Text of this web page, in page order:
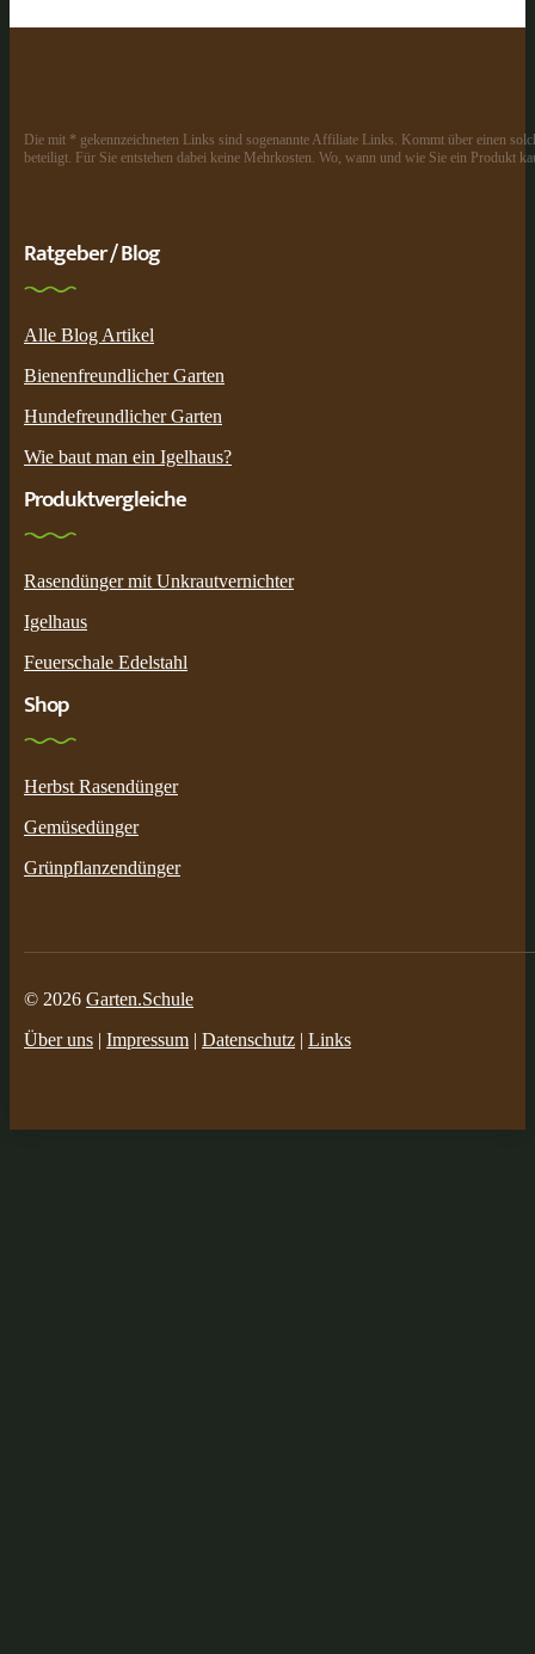
Die mit * gekennzeichneten Links sind sogenannte Affiliate Links. Kommt über einen
beteiligt. Für Sie entstehen dabei keine Mehrkosten. Wo, wann und wie Sie ein Produkt
Ratgeber / Blog
Alle Blog Artikel
Bienenfreundlicher Garten
Hundefreundlicher Garten
Wie baut man ein Igelhaus?
Produktvergleiche
Rasendünger mit Unkrautvernichter
Igelhaus
Feuerschale Edelstahl
Shop
Herbst Rasendünger
Gemüsedünger
Grünpflanzendünger
© 2026 Garten.Schule
Über uns | Impressum | Datenschutz | Links